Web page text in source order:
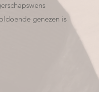
genezen is